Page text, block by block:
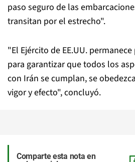
paso seguro de las
transitan por el estrecho".
"El Ejército de EE.UU.
para garantizar que todos los
con Irán se cumplan, se
vigor y efecto", concluyó.
Comparte esta nota en